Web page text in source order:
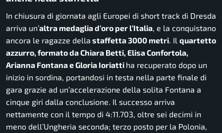
In chiusura di giornata agli Europei di short track di Dresda
arriva un’altra medaglia d’oro per l’Italia , e la conquistano
ancora le ragazze della staffetta 3000 metri . Il quartetto
azzurro, formato da Chiara Betti, Elisa Confortola,
Arianna Fontana e Gloria Ioriatti ha recuperato dopo un
inizio in sordina, portandosi in testa nella parte finale di
gara grazie ad un’accelerazione della solita Fontana a
cinque giri dalla conclusione. Il successo arriva
nettamente con il tempo di 4:11.703, oltre sei decimi in
meno dell’Ungheria seconda; terzo posto per la Polonia,